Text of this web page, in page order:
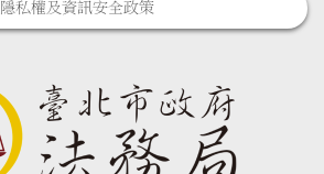
隱私權及資訊安全政策